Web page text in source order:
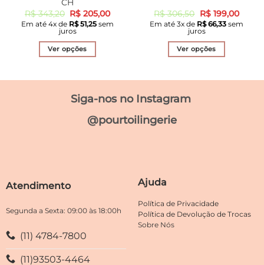
CH
R$343,20 O
preço
original
era:
R$ 343,20.
R$ 205,00O
preço
atual
Em até 4x de R$51,25 sem
juros
Ver opções
várias
na
do
R$306,50 O
preço
original
era:
R$ 306,50.
R$199,00O
preço
atual
Em até 3x de R$66,33 sem
juros
Ver opções
do
Siga-nos no Instagram
@pourtoilingerie
Atendimento
Segunda a Sexta: 09:00 às 18:00h
(11) 4784-7800
(11)93503-4464
Ajuda
Política de Privacidade
Política de Devolução de Trocas
Sobre Nós